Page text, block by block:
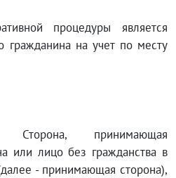
процедуры является
гражданина на учет по месту
Сторона, принимающая
или лицо без гражданства в
- принимающая сторона),